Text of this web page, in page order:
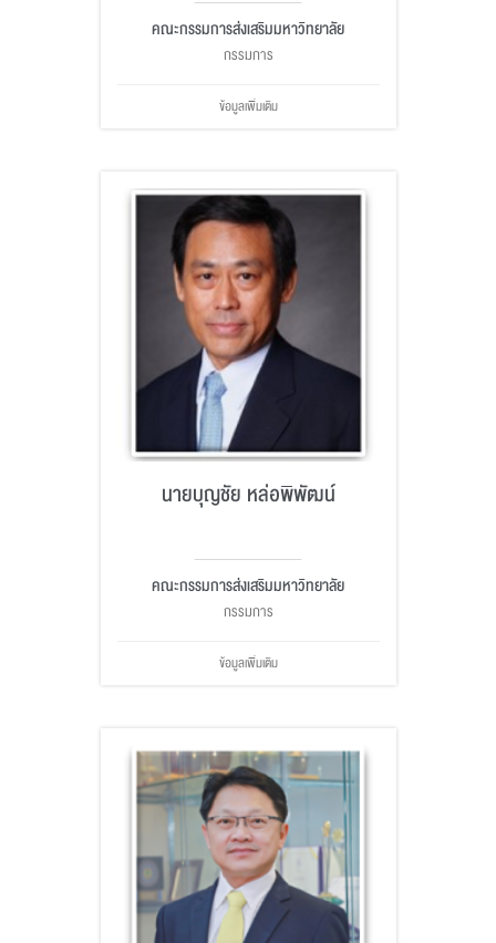
คณะกรรมการส่งเสริมมหาวิทยาลัย
กรรมการ
ข้อมูลเพิ่มเติม
นายบุญชัย หล่อพิพัฒน์
คณะกรรมการส่งเสริมมหาวิทยาลัย
กรรมการ
ข้อมูลเพิ่มเติม